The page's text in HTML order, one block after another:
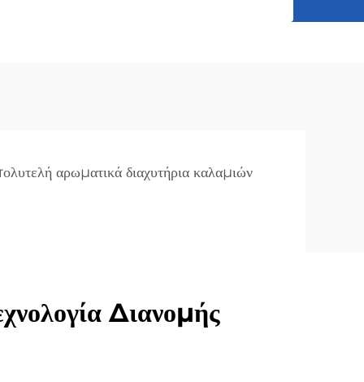
αρωματικά διαχυτήρια καλαμιών
Διανομής